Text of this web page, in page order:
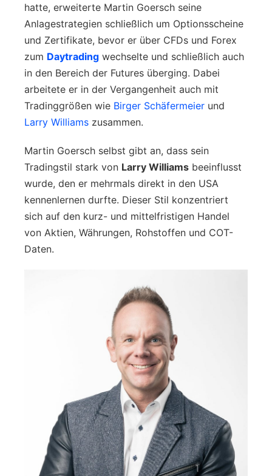
hatte, erweiterte Martin Goersch seine
Anlagestrategien schließlich um Optionsscheine
und Zertifikate, bevor er über CFDs und Forex
zum Daytrading wechselte und schließlich auch
in den Bereich der Futures überging. Dabei
arbeitete er in der Vergangenheit auch mit
Tradinggrößen wie Birger Schäfermeier und
Larry Williams zusammen.
Martin Goersch selbst gibt an, dass sein
Tradingstil stark von Larry Williams beeinflusst
wurde, den er mehrmals direkt in den USA
kennenlernen durfte. Dieser Stil konzentriert
sich auf den kurz- und mittelfristigen Handel
von Aktien, Währungen, Rohstoffen und COT-
Daten.